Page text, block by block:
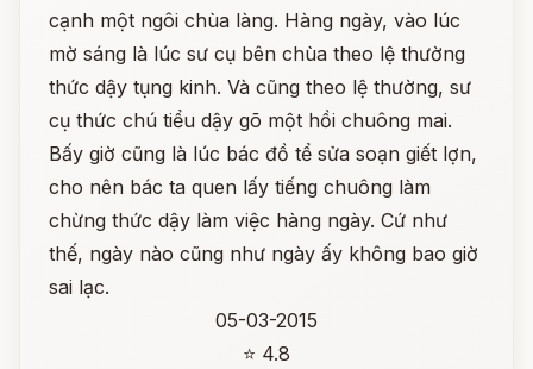
cạnh một ngôi chùa làng. Hàng ngày, vào lúc
mờ sáng là lúc sư cụ bên chùa theo lệ thường
thức dậy tụng kinh. Và cũng theo lệ thường, sư
cụ thức chú tiểu dậy gõ một hồi chuông mai.
Bấy giờ cũng là lúc bác đồ tể sửa soạn giết lợn,
cho nên bác ta quen lấy tiếng chuông làm
chừng thức dậy làm việc hàng ngày. Cứ như
thế, ngày nào cũng như ngày ấy không bao giờ
sai lạc.
05-03-2015
⭐ 4.8